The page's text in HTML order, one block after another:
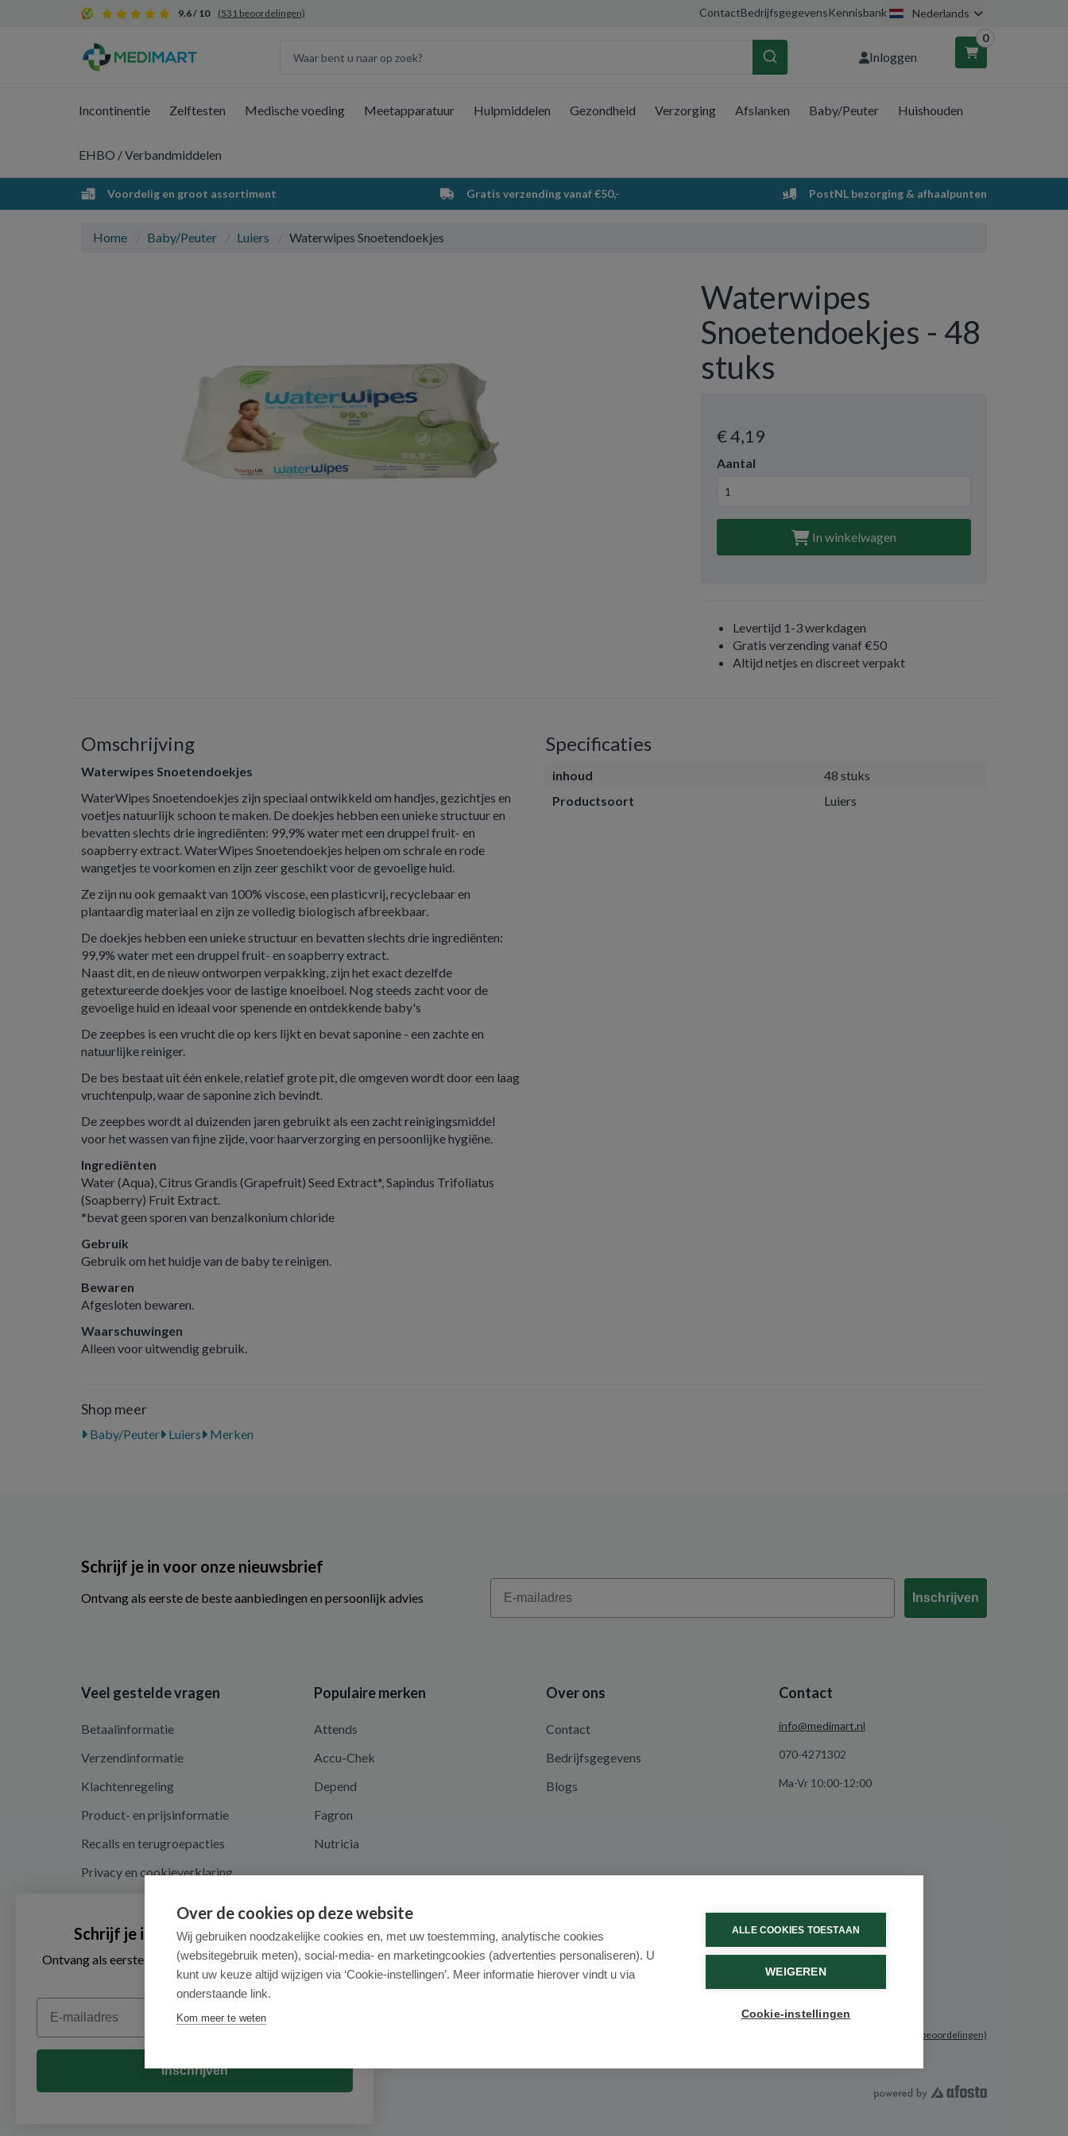
9.6 / 10 (531 beoordelingen) ContactBedrijfsgegevensKennisbank Nederlands
Inloggen
0
Winkelwagen
Uw winkelwagen is leeg.
Vul hem met producten.
Incontinentie Zelftesten Medische voeding Meetapparatuur Hulpmiddelen Gezondheid Verzorging Afslanken Baby/Peuter Huishouden
EHBO / Verbandmiddelen
Voordelig en groot assortiment Gratis verzending vanaf €50,- PostNL bezorging & afhaalpunten
Home Baby/Peuter Luiers Waterwipes Snoetendoekjes
Waterwipes
Snoetendoekjes - 48
stuks
€ 4,19
Aantal
In winkelwagen
Levertijd 1-3 werkdagen
Gratis verzending vanaf €50
Altijd netjes en discreet verpakt
Omschrijving
Waterwipes Snoetendoekjes
WaterWipes Snoetendoekjes zijn speciaal ontwikkeld om handjes, gezichtjes en
voetjes natuurlijk schoon te maken. De doekjes hebben een unieke structuur en
bevatten slechts drie ingrediënten: 99,9% water met een druppel fruit- en
soapberry extract. WaterWipes Snoetendoekjes helpen om schrale en rode
wangetjes te voorkomen en zijn zeer geschikt voor de gevoelige huid.
Ze zijn nu ook gemaakt van 100% viscose, een plasticvrij, recyclebaar en
plantaardig materiaal en zijn ze volledig biologisch afbreekbaar.
De doekjes hebben een unieke structuur en bevatten slechts drie ingrediënten:
99,9% water met een druppel fruit- en soapberry extract.
Naast dit, en de nieuw ontworpen verpakking, zijn het exact dezelfde
getextureerde doekjes voor de lastige knoeiboel. Nog steeds zacht voor de
gevoelige huid en ideaal voor spenende en ontdekkende baby's
De zeepbes is een vrucht die op kers lijkt en bevat saponine - een zachte en
natuurlijke reiniger.
De bes bestaat uit één enkele, relatief grote pit, die omgeven wordt door een laag
vruchtenpulp, waar de saponine zich bevindt.
De zeepbes wordt al duizenden jaren gebruikt als een zacht reinigingsmiddel
voor het wassen van fijne zijde, voor haarverzorging en persoonlijke hygiëne.
Ingrediënten
Water (Aqua), Citrus Grandis (Grapefruit) Seed Extract*, Sapindus Trifoliatus
(Soapberry) Fruit Extract.
*bevat geen sporen van benzalkonium chloride
Gebruik
Gebruik om het huidje van de baby te reinigen.
Bewaren
Afgesloten bewaren.
Waarschuwingen
Alleen voor uitwendig gebruik.
Specificaties
inhoud
48 stuks
Productsoort
Luiers
Shop meer
Baby/Peuter Luiers Merken
Schrijf je in voor onze nieuwsbrief
Ontvang als eerste de beste aanbiedingen en persoonlijk advies
Email
Inschrijven
Veel gestelde vragen
Betaalinformatie
Verzendinformatie
Klachtenregeling
Product- en prijsinformatie
Recalls en terugroepacties
Privacy en cookieverklaring
Algemene voorwaarden
Herroepingsrecht en retouren
Populaire merken
Attends
Accu-Chek
Depend
Fagron
Nutricia
Over ons
Contact
Bedrijfsgegevens
Blogs
Contact
info@medimart.nl
070-4271302
Ma-Vr 10:00-12:00
(531 beoordelingen)
© 2026 - Medimart.nl.
Over de cookies op deze website
Wij gebruiken noodzakelijke cookies en, met uw toestemming, analytische cookies
(websitegebruik meten), social-media- en marketingcookies (advertenties personaliseren). U
kunt uw keuze altijd wijzigen via ‘Cookie-instellingen’. Meer informatie hierover vindt u via
onderstaande link.
Kom meer te weten
ALLE COOKIES TOESTAAN
WEIGEREN
Cookie-instellingen
Schrijf je in voor onze nieuwsbrief
Ontvang als eerste de beste aanbiedingen en persoonlijk
advies
Email
Inschrijven